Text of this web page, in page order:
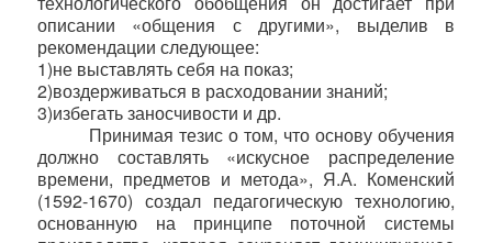
описании «общения с другими», выделив в
рекомендации следующее:
1)не выставлять себя на показ;
2)воздерживаться в расходовании знаний;
3)избегать заносчивости и др.
Принимая тезис о том, что основу обучения
должно составлять «искусное распределение
времени, предметов и метода», Я.А. Коменский
(1592-1670) создал педагогическую технологию,
основанную на принципе поточной системы